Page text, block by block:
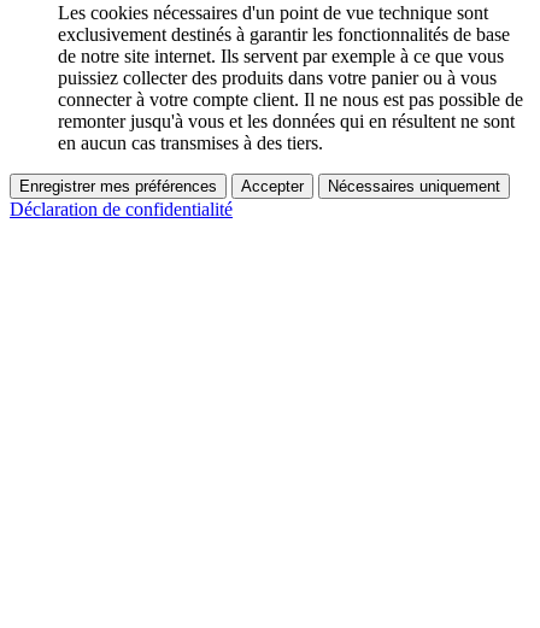
Les cookies nécessaires d'un point de vue technique sont
exclusivement destinés à garantir les fonctionnalités de base
de notre site internet. Ils servent par exemple à ce que vous
puissiez collecter des produits dans votre panier ou à vous
connecter à votre compte client. Il ne nous est pas possible de
remonter jusqu'à vous et les données qui en résultent ne sont
en aucun cas transmises à des tiers.
Enregistrer mes préférences Accepter Nécessaires uniquement
Déclaration de confidentialité